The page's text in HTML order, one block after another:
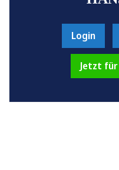
Login
Jetzt